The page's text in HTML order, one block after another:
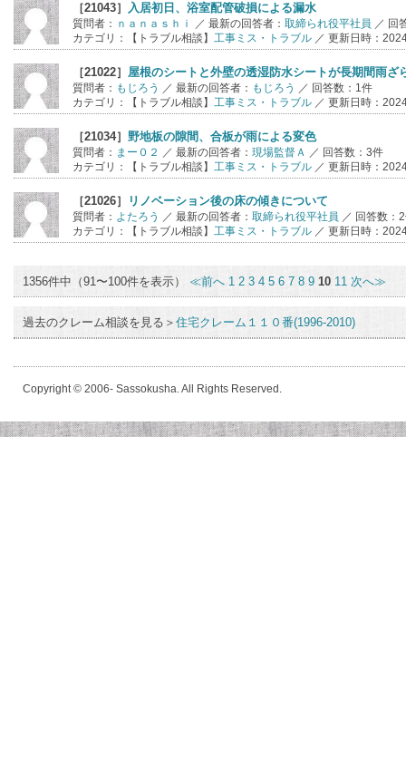
［21043］ 入居初日、浴室配管破損による漏水
質問者： ｎａｎａｓｈｉ ／ 最新の回答者： 取締られ役平社員 ／ 回
カテゴリ：【トラブル相談】 工事ミス・トラブル ／ 更新日時：
［21022］ 屋根のシートと外壁の透湿防水シートが長期間雨ざ
質問者： もじろう ／ 最新の回答者： もじろう
／ 回答数：1件
カテゴリ：【トラブル相談】 工事ミス・トラブル ／ 更新日時：
［21034］ 野地板の隙間、合板が雨による変色
質問者： まー０２ ／ 最新の回答者： 現場監督Ａ
／ 回答数：3件
カテゴリ：【トラブル相談】 工事ミス・トラブル ／ 更新日時：
［21026］ リノベーション後の床の傾きについて
質問者： よたろう ／ 最新の回答者： 取締られ役平社員 ／ 回答数：
カテゴリ：【トラブル相談】 工事ミス・トラブル ／ 更新日時：
1356件中（91〜100件を表示） ≪前へ 1 2 3 4 5 6 7 8 9 10 11 次へ≫
過去のクレーム相談を見る＞ 住宅クレーム１１０番(1996-2010)
Copyright © 2006- Sassokusha. All Rights Reserved.